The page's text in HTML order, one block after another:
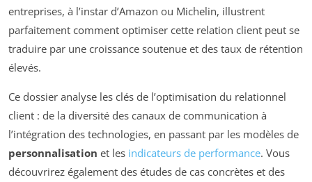
entreprises, à l’instar d’Amazon ou Michelin, illustrent
parfaitement comment optimiser cette relation client peut se
traduire par une croissance soutenue et des taux de rétention
élevés.
Ce dossier analyse les clés de l’optimisation du relationnel
client : de la diversité des canaux de communication à
l’intégration des technologies, en passant par les modèles de
personnalisation et les indicateurs de performance. Vous
découvrirez également des études de cas concrètes et des